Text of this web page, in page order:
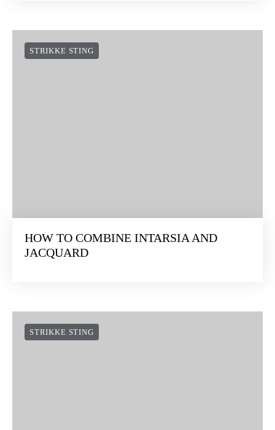
STRIKKE STING
HOW TO COMBINE INTARSIA AND
JACQUARD
STRIKKE STING